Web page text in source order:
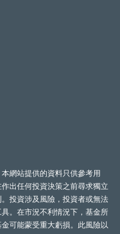
網站提供的資料只供參考用
出任何投資決策之前尋求獨立
投資涉及風險，投資者或無法
。在市況不利情況下，基金所
可能蒙受重大虧損。此風險以